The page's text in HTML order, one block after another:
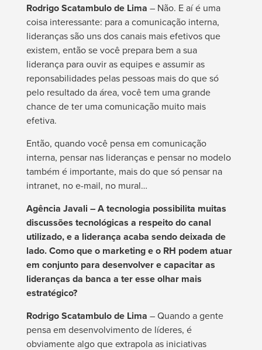
Rodrigo Scatambulo de Lima – Não. E aí é uma
coisa interessante: para a comunicação interna,
lideranças são uns dos canais mais efetivos que
existem, então se você prepara bem a sua
liderança para ouvir as equipes e assumir as
reponsabilidades pelas pessoas mais do que só
pelo resultado da área, você tem uma grande
chance de ter uma comunicação muito mais
efetiva.
Então, quando você pensa em comunicação
interna, pensar nas lideranças e pensar no modelo
também é importante, mais do que só pensar na
intranet, no e-mail, no mural…
Agência Javali – A tecnologia possibilita muitas
discussões tecnológicas a respeito do canal
utilizado, e a liderança acaba sendo deixada de
lado. Como que o marketing e o RH podem atuar
em conjunto para desenvolver e capacitar as
lideranças da banca a ter esse olhar mais
estratégico?
Rodrigo Scatambulo de Lima – Quando a gente
pensa em desenvolvimento de líderes, é
obviamente algo que extrapola as iniciativas